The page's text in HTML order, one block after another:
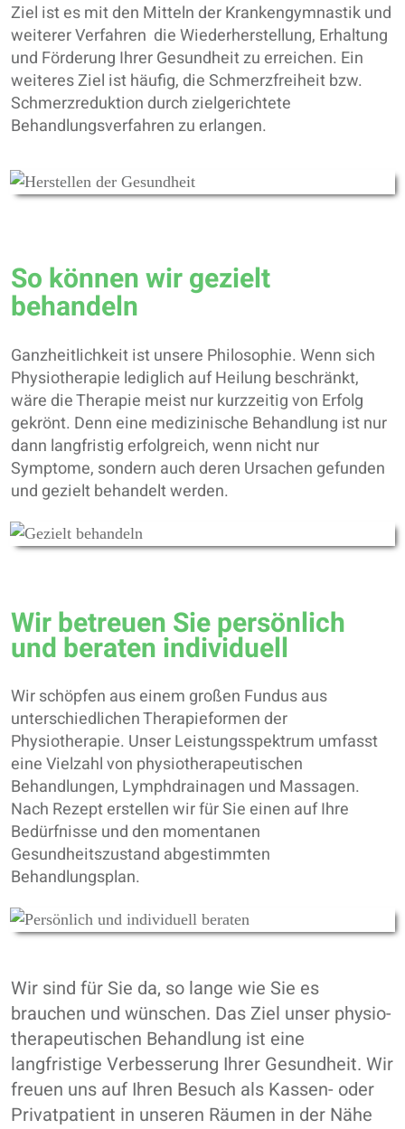
Ziel ist es mit den Mitteln der Krankengymnastik und
weiterer Verfahren die Wiederherstellung, Erhaltung
und Förderung Ihrer Gesundheit zu erreichen. Ein
weiteres Ziel ist häufig, die Schmerzfreiheit bzw.
Schmerzreduktion durch zielgerichtete
Behandlungsverfahren zu erlangen.
So können wir gezielt
behandeln
Ganzheitlichkeit ist unsere Philosophie. Wenn sich
Physiotherapie lediglich auf Heilung beschränkt,
wäre die Therapie meist nur kurzzeitig von Erfolg
gekrönt. Denn eine medizinische Behandlung ist nur
dann langfristig erfolgreich, wenn nicht nur
Symptome, sondern auch deren Ursachen gefunden
und gezielt behandelt werden.
Wir betreuen Sie persönlich
und beraten individuell
Wir schöpfen aus einem großen Fundus aus
unterschiedlichen Therapieformen der
Physiotherapie. Unser Leistungsspektrum umfasst
eine Vielzahl von physiotherapeutischen
Behandlungen, Lymphdrainagen und Massagen.
Nach Rezept erstellen wir für Sie einen auf Ihre
Bedürfnisse und den momentanen
Gesundheitszustand abgestimmten
Behandlungsplan.
Wir sind für Sie da, so lange wie Sie es
brauchen und wünschen. Das Ziel unser ph­ysio­
the­ra­peu­tischen Behandlung ist eine
langfristige Verbesserung Ihrer Gesundheit. Wir
freuen uns auf Ihren Besuch als Kassen- oder
Privatpatient in unseren Räumen in der Nähe